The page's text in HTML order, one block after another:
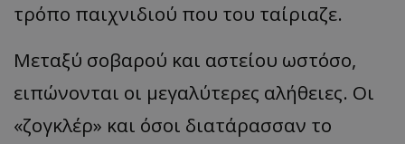
τρόπο παιχνιδιού που του ταίριαζε.
Μεταξύ σοβαρού και αστείου ωστόσο,
ειπώνονται οι μεγαλύτερες αλήθειες. Οι
«ζογκλέρ» και όσοι διατάρασσαν το